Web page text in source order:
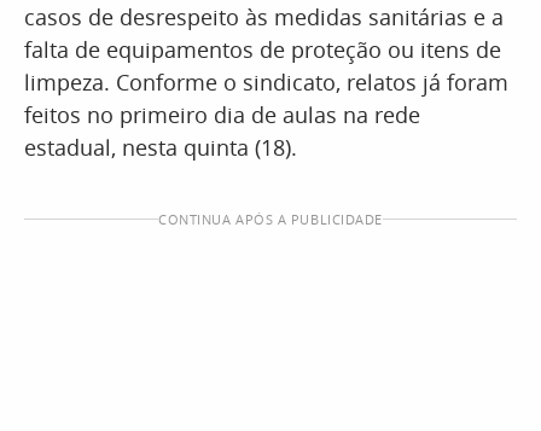
casos de desrespeito às medidas sanitárias e a
falta de equipamentos de proteção ou itens de
limpeza. Conforme o sindicato, relatos já foram
feitos no primeiro dia de aulas na rede
estadual, nesta quinta (18).
CONTINUA APÓS A PUBLICIDADE